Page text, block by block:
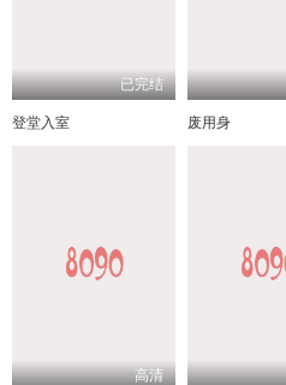
已完结
登堂入室 废用身
高清